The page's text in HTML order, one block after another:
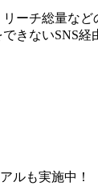
ーチ総量な
きないSNS経
ルも実施中！